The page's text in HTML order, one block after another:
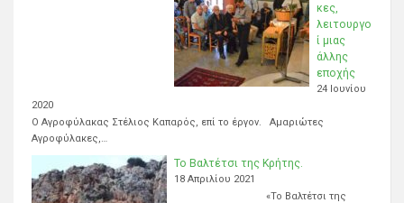
κες,
λειτουργο
ί μιας
άλλης
εποχής
24 Ιουνίου
2020
Ο Αγροφύλακας Στέλιος Καπαρός, επί το έργον. Αμαριώτες
Αγροφύλακες,…
Το Βαλτέτσι της Κρήτης.
18 Απριλίου 2021
«Το Βαλτέτσι της